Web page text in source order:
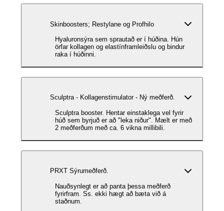
Skinboosters; Restylane og Profhilo
Hyaluronsýra sem sprautað er í húðina. Hún
örfar kollagen og elastínframleiðslu og bindur
raka í húðinni.
Sculptra - Kollagenstimulator - Ný meðferð.
Sculptra booster. Hentar einstaklega vel fyrir
húð sem byrjuð er að "leka niður". Mælt er með
2 meðferðum með ca. 6 vikna millibili.
PRXT Sýrumeðferð.
Nauðsynlegt er að panta þessa meðferð
fyrirfram. Ss. ekki hægt að bæta við á
staðnum.